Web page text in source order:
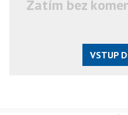
Zatím bez
VSTUP